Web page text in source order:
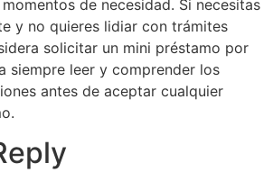
de necesidad. Si necesitas
y no quieres lidiar con trámites
solicitar un mini préstamo por
siempre leer y comprender los
antes de aceptar cualquier